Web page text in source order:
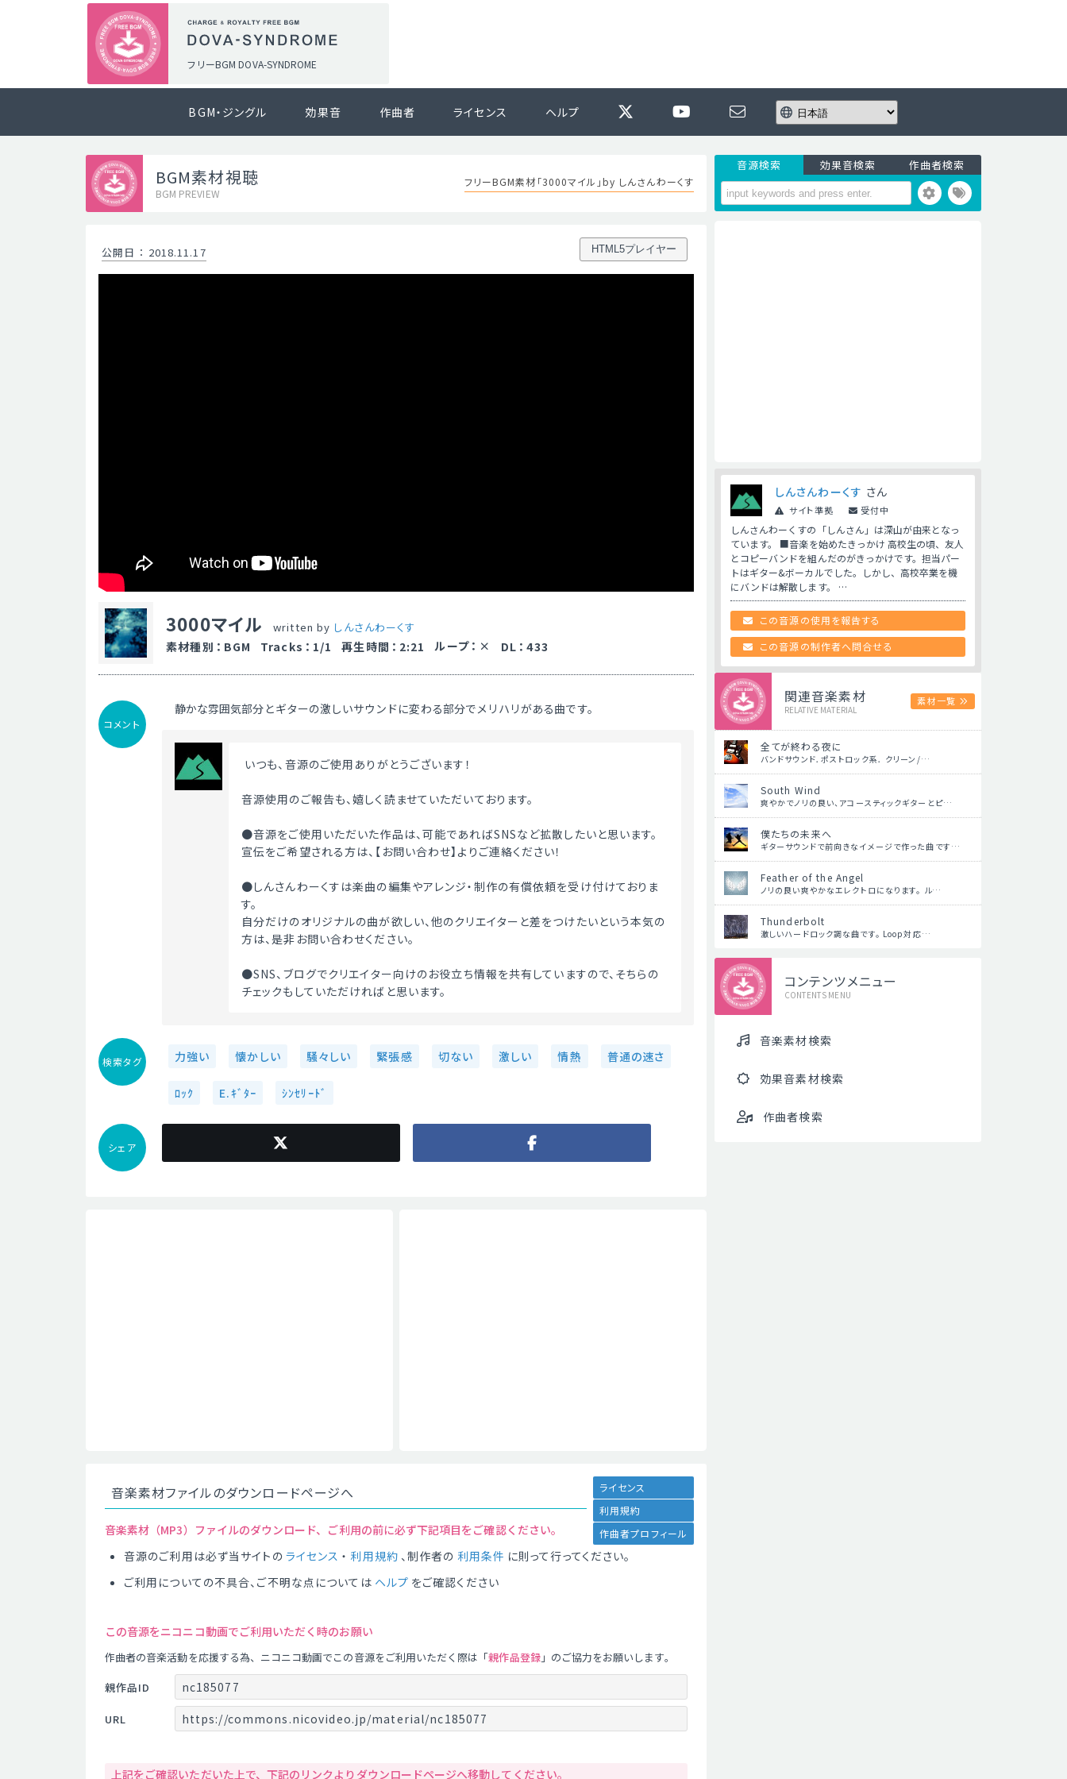
フリーBGM DOVA-SYNDROME
BGM・ジングル 効果音 作曲者 ライセンス ヘルプ
BGM素材視聴
BGM PREVIEW
フリーBGM素材「3000マイル」by しんさんわーくす
公開日 ： 2018.11.17 HTML5プレイヤー
3000マイル written by しんさんわーくす
素材種別 ： BGM Tracks ： 1/1 再生時間 ： 2:21 ループ ： DL ： 433
コメント
静かな雰囲気部分とギターの激しいサウンドに変わる部分でメリハリがある曲です。
いつも、音源のご使用ありがとうございます！
音源使用のご報告も、嬉しく読ませていただいております。
●音源をご使用いただいた作品は、可能であればSNSなど拡散したいと思います。
宣伝をご希望される方は、【お問い合わせ】よりご連絡ください！
●しんさんわーくすは楽曲の編集やアレンジ・制作の有償依頼を受け付けておりま
す。
自分だけのオリジナルの曲が欲しい、他のクリエイターと差をつけたいという本気の
方は、是非お問い合わせください。
●SNS、ブログでクリエイター向けのお役立ち情報を共有していますので、そちらの
チェックもしていただければと思います。
検索タグ 力強い 懐かしい 騒々しい 緊張感 切ない 激しい 情熱 普通の速さ
ﾛｯｸ E.ｷﾞﾀｰ ｼﾝｾﾘｰﾄﾞ
シェア
音楽素材ファイルのダウンロードページへ
ライセンス
利用規約
作曲者プロフィール
音楽素材（MP3）ファイルのダウンロード、ご利用の前に必ず下記項目をご確認ください。
音源のご利用は必ず当サイトの ライセンス ・ 利用規約 、制作者の 利用条件 に則って行ってください。
ご利用についての不具合、ご不明な点については ヘルプ をご確認ください
この音源をニコニコ動画でご利用いただく時のお願い
作曲者の音楽活動を応援する為、ニコニコ動画でこの音源をご利用いただく際は「親作品登録」のご協力をお願いします。
親作品ID
nc185077
URL https://commons.nicovideo.jp/material/nc185077
上記をご確認いただいた上で、下記のリンクよりダウンロードページへ移動してください。
音源検索 効果音検索 作曲者検索
しんさんわーくす さん
サイト準拠 受付中
しんさんわーくすの「しんさん」は深山が由来となっ
ています。 ■音楽を始めたきっかけ 高校生の頃、友人
とコピーバンドを組んだのがきっかけです。担当パー
トはギター&ボーカルでした。しかし、高校卒業を機
にバンドは解散します。 …
この音源の使用を報告する
この音源の制作者へ問合せる
関連音楽素材
RELATIVE MATERIAL
素材一覧
全てが終わる夜に
バンドサウンド．ポストロック系． クリーン/…
South Wind
爽やかでノリの良い、アコースティックギターとピ…
僕たちの未来へ
ギターサウンドで前向きなイメージで作った曲です…
Feather of the Angel
ノリの良い爽やかなエレクトロになります。 ル…
Thunderbolt
激しいハードロック調な曲です。 Loop対応…
コンテンツメニュー
CONTENTS MENU
音楽素材検索
効果音素材検索
作曲者検索